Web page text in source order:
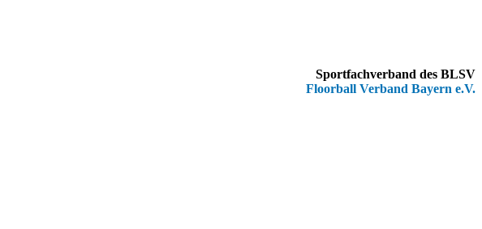
Sportfachverband des BLSV
Floorball Verband Bayern e.V.